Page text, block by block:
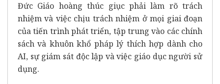
Đức Giáo hoàng thúc giục phải làm rõ trách
nhiệm và việc chịu trách nhiệm ở mọi giai đoạn
của tiến trình phát triển, tập trung vào các chính
sách và khuôn khổ pháp lý thích hợp dành cho
AI, sự giám sát độc lập và việc giáo dục người sử
dụng.